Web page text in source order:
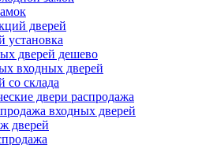
дверей
установка
дверей дешево
входных дверей
со склада
двери распродажа
входных дверей
дверей